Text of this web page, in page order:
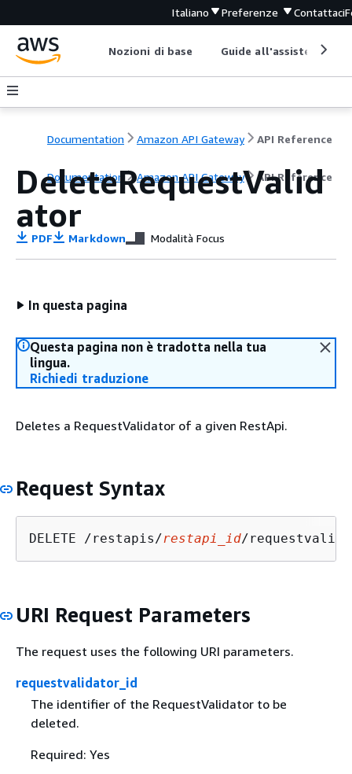
Italiano Preferenze Contattaci
Nozioni di base Guide all'assistenza
Documentation Amazon API Gateway API Reference
Documentation Amazon API Gateway API Reference
DeleteRequestValid
ator
PDF Markdown Modalità Focus
In questa pagina
Questa pagina non è tradotta nella tua
lingua.
Richiedi traduzione
Deletes a RequestValidator of a given RestApi.
Request Syntax
DELETE /restapis/restapi_id/
URI Request Parameters
The request uses the following URI parameters.
requestvalidator_id
The identifier of the RequestValidator to be
deleted.
Required: Yes